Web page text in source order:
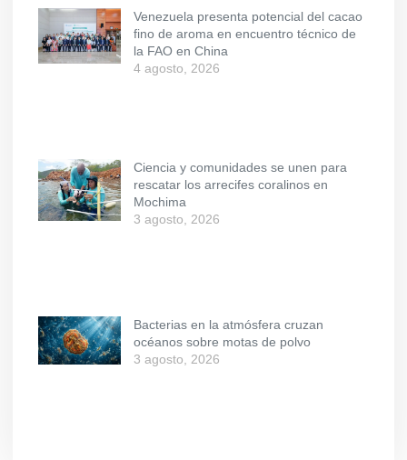
Venezuela presenta potencial del cacao
fino de aroma en encuentro técnico de
la FAO en China
4 agosto, 2026
Ciencia y comunidades se unen para
rescatar los arrecifes coralinos en
Mochima
3 agosto, 2026
Bacterias en la atmósfera cruzan
océanos sobre motas de polvo
3 agosto, 2026